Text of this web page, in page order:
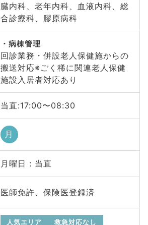
臓内科、老年内科、血液内科、総
合診療科、膠原病科
病棟管理
回診業務・併設老人保健施からの
搬送対応※ごく稀に関連老人保健
施設入居者対応あり
当直:17:00〜08:30
月
月曜日 : 当直
医師免許、保険医登録済
人気エリア
救急対応なし